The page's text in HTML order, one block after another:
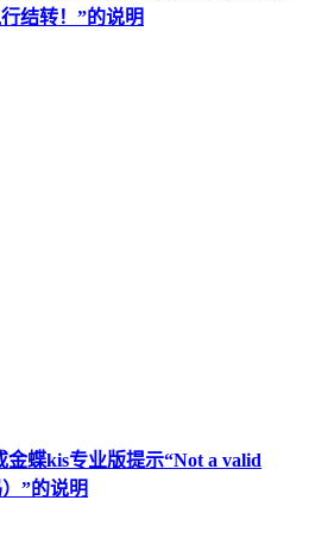
结转！”的说明
蝶kis专业版提示“Not a valid
”的说明